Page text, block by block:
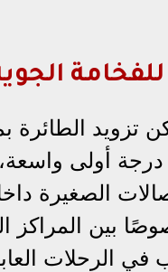
تزويد الطائرة
درجة أولى
الصغيرة
بين
في الرحلات